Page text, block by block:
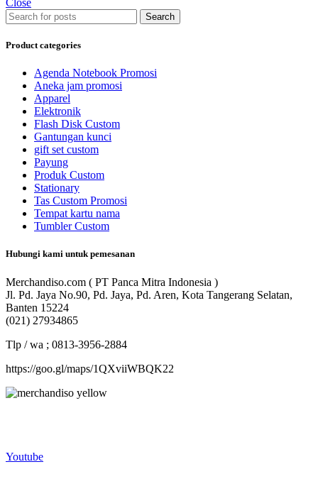
Close
Search
Product categories
Agenda Notebook Promosi
Aneka jam promosi
Apparel
Elektronik
Flash Disk Custom
Gantungan kunci
gift set custom
Payung
Produk Custom
Stationary
Tas Custom Promosi
Tempat kartu nama
Tumbler Custom
Hubungi kami untuk pemesanan
Merchandiso.com ( PT Panca Mitra Indonesia )
Jl. Pd. Jaya No.90, Pd. Jaya, Pd. Aren, Kota Tangerang Selatan,
Banten 15224
(021) 27934865
Tlp / wa ; 0813-3956-2884
https://goo.gl/maps/1QXviiWBQK22
Youtube